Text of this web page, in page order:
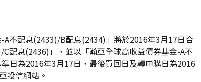
不配息(2433)/B配息(2434)」將於2016年3月17日合
配息(2436)」，並以「瀚亞全球高收益債券基金-A不
日為2016年3月17日，最後買回日及轉申購日為2016
投信網站。